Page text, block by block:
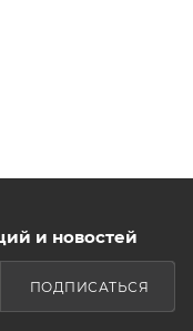
и новостей
ПОДПИСАТЬСЯ